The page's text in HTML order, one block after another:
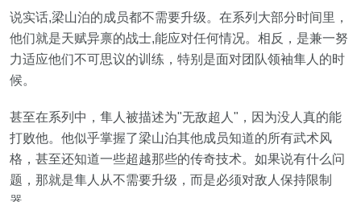
说实话,梁山泊的成员都不需要升级。在系列大部分时间里，
他们就是天赋异禀的战士,能应对任何情况。相反，是兼一努
力适应他们不可思议的训练，特别是面对团队领袖隼人的时
候。
甚至在系列中，隼人被描述为"无敌超人"，因为没人真的能
打败他。他似乎掌握了梁山泊其他成员知道的所有武术风
格，甚至还知道一些超越那些的传奇技术。如果说有什么问
题，那就是隼人从不需要升级，而是必须对敌人保持限制